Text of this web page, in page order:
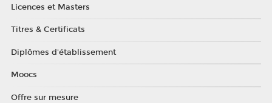
Licences et Masters
Titres & Certificats
Diplômes d'établissement
Moocs
Offre sur mesure